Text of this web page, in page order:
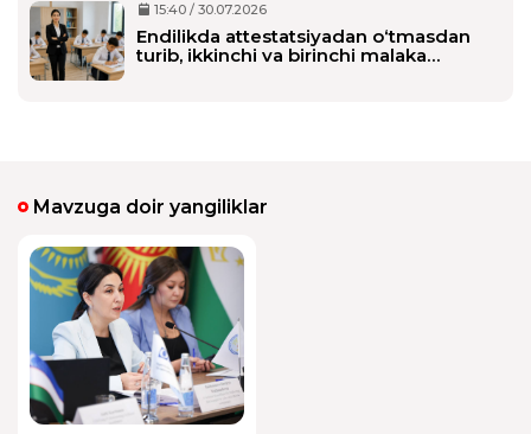
15:40 / 30.07.2026
Endilikda attestatsiyadan o‘tmasdan
turib, ikkinchi va birinchi malaka
Mavzuga doir yangiliklar